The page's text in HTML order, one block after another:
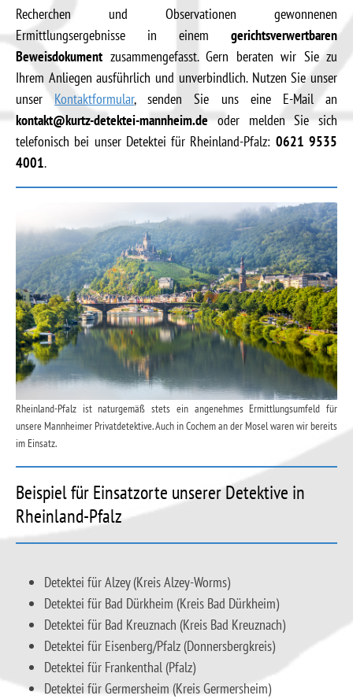
Recherchen und Observationen gewonnenen
Ermittlungsergebnisse in einem gerichtsverwertbaren
Beweisdokument zusammengefasst. Gern beraten wir Sie zu
Ihrem Anliegen ausführlich und unverbindlich. Nutzen Sie unser
unser Kontaktformular, senden Sie uns eine E-Mail an
kontakt@kurtz-detektei-mannheim.deoder melden Sie sich
telefonisch bei unser Detektei für Rheinland-Pfalz: 0621 9535
4001.
Rheinland-Pfalz ist naturgemäß stets ein angenehmes Ermittlungsumfeld für
unsere Mannheimer Privatdetektive. Auch in Cochem an der Mosel waren wir bereits
im Einsatz.
Beispiel für Einsatzorte unserer Detektive in
Rheinland-Pfalz
Detektei für Alzey (Kreis Alzey-Worms)
Detektei für Bad Dürkheim (Kreis Bad Dürkheim)
Detektei für Bad Kreuznach (Kreis Bad Kreuznach)
Detektei für Eisenberg/Pfalz (Donnersbergkreis)
Detektei für Frankenthal (Pfalz)
Detektei für Germersheim (Kreis Germersheim)